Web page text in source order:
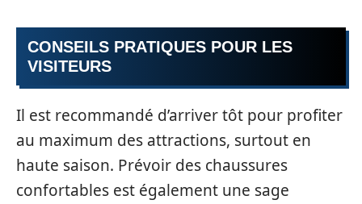
CONSEILS PRATIQUES POUR LES
VISITEURS
Il est recommandé d’arriver tôt pour profiter
au maximum des attractions, surtout en
haute saison. Prévoir des chaussures
confortables est également une sage